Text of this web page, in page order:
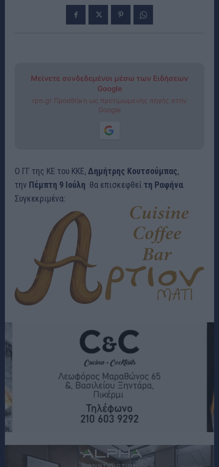
Μείνετε συνδεδεμένοι μέσω των Ειδήσεων
Google
rpn.gr Προσθήκη ως προτιμώμενης πηγής στην
Google
Ο ΓΓ της ΚΕ του ΚΚΕ,Δημήτρης Κουτσούμπας,
την Πέμπτη 9 Ιούλη θα επισκεφθεί τη Ραφήνα.
Συγκεκριμένα: